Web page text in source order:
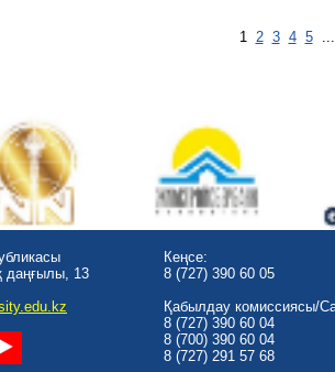
1 2 3 4 5
даңғылы, 13
Кеңсе:
8 (727) 390 60 05
Қабылдау комиссиясы/
8 (727) 390 60 04
8 (700) 390 60 04
8 (727) 291 57 68